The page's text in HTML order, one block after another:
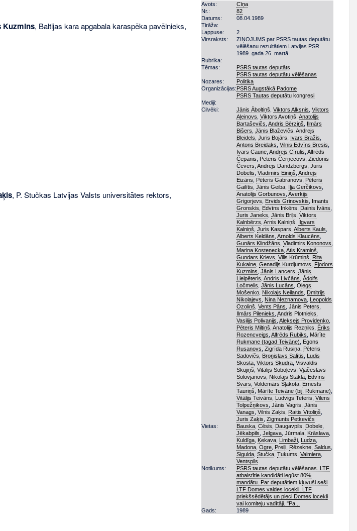
Avots:
Cīņa
Nr.:
82
Datums:
08.04.1989
Tirāža:
Lappuse:
2
Virsraksts:
ZIŅOJUMS par PSRS tautas deputātu
vēlēšanu rezultātiem Latvijas PSR
1989. gada 26. martā
Rubrika:
Tēmas:
PSRS tautas deputāts
PSRS tautas deputātu vēlēšanas
Nozares:
Politika
Organizācijas:PSRS Augstākā Padome
PSRS Tautas deputātu kongresi
Mediji:
Cilvēki:
Jānis Āboltiņš ,Viktors Alksnis ,Viktors
Aļeinovs ,Viktors Avotiņš ,Anatolijs
Bartaševičs ,Andris Bērziņš
Ilmārs
Bišers ,Jānis Blaževičs ,Andrejs
Bleidels ,Juris Bojārs Ivars Bražis
Antons Breidaks ,Vilnis Edvīns Bresis
Ivars Caune ,Andrejs Cīrulis ,Alfrēds
Čepānis
Pēteris Čerņecovs ,Ziedonis
Čevers ,Andrejs Dandzbergs ,Juris
Dobelis ,Vladimirs Einiņš ,Andrejs
Eizāns
Pēteris Gabranovs
Pēteris
Gailītis ,Jānis Geiba Iļja Gerčikovs
Anatolijs Gorbunovs ,Averkijs
Grigorjevs
Ervids Grinovskis
Imants
Gronskis
Edvīns Inkēns Dainis Īvāns
Juris Janeks ,Jānis Briļs ,Viktors
Kalnbērzs ,Arnis Kalniņš
Ilgvars
Kalniņš ,Juris Kaspars ,Alberts Kauls
Alberts Keldāns ,Arnolds Klaucēns
Gunārs Klindžāns ,Vladimirs Kononovs
Marina Kosteņecka ,Atis Kramiņš
Gundars Krievs ,Vilis Krūmiņš
Rita
Kukaine ,Genadijs Kurdjumovs
Fjodors
Kuzmins ,Jānis Lancers ,Jānis
Lielpēteris ,Andris Livčāns ,Ādolfs
Ločmelis ,Jānis Lucāns ,Oļegs
Mošenko Nikolajs Neilands
Dmitrijs
Nikolajevs
Ņina Ņeznamova Leopolds
Ozoliņš ,Vents Pāns ,Jānis Peters
Ilmārs Pilenieks ,Andris Plotnieks
Vasilijs Polivanijs ,Aleksejs Providenko
Pēteris Miltiņš ,Anatolijs Rezņiks
Ēriks
Rozencveigs ,Alfrēds Rubiks
Mārīte
Rukmane (tagad Teivāne)
Egons
Rusanovs ,Zigrīda Rusiņa Pēteris
Sadovičs
Broņislavs Salītis
Ludis
Skosta ,Viktors Skudra ,Visvaldis
Skujiņš ,Vitālijs Soboļevs ,Vjačeslavs
Solovjanovs
Nikolajs Stakla Edvīns
Svars ,Voldemārs Šļakota Ernests
Tauriņš
Mārīte Teivāne (bij. Rukmane)
Vitālijs Teivāns
Ludvigs Teteris ,Vilens
Tolpežņikovs ,Jānis Vagris ,Jānis
Vanags ,Vilnis Zaķis Raitis Vītoliņš
Juris Zaķis ,Zigmunts Petkevičs
Vietas:
Bauska ,Cēsis Daugavpils Dobele
Jēkabpils ,Jelgava ,Jūrmala Krāslava
Kuldīga Ķekava Limbaži Ludza
Madona ,Ogre Preiļi Rēzekne ,Saldus
Sigulda ,Stučka ,Tukums ,Valmiera
Ventspils
Notikums:
PSRS tautas deputātu vēlēšanas. LTF
atbalstītie kandidāti iegūst 80%
mandātu. Par deputātiem kļuvuši seši
LTF Domes valdes locekļi, LTF
priekšsēdētājs un pieci Domes locekļi
vai komiteju vadītāji. "Pa...
Gads:
1989
Kuzmins, Baltijas kara apgabala karaspēka pavēlnieks,
, P. Stučkas Latvijas Valsts universitātes rektors,